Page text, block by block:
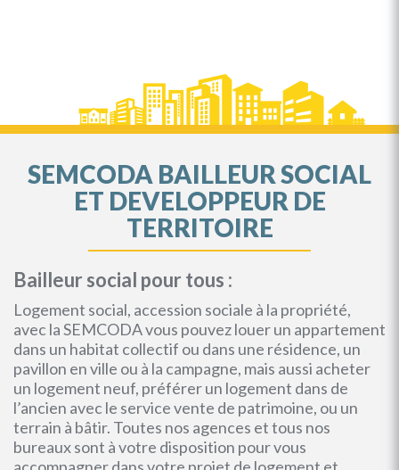
SEMCODA BAILLEUR SOCIAL
ET DEVELOPPEUR DE
TERRITOIRE
Bailleur social pour tous :
Logement social, accession sociale à la propriété,
avec la SEMCODA vous pouvez louer un appartement
dans un habitat collectif ou dans une résidence, un
pavillon en ville ou à la campagne, mais aussi acheter
un logement neuf, préférer un logement dans de
l’ancien avec le service vente de patrimoine, ou un
terrain à bâtir. Toutes nos agences et tous nos
bureaux sont à votre disposition pour vous